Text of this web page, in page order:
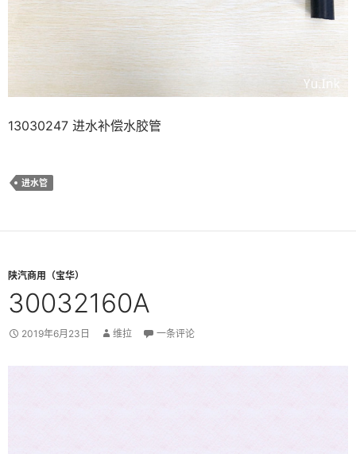
13030247 进水补偿水胶管
进水管
陕汽商用（宝华）
30032160A
2019年6月23日 维拉 一条评论